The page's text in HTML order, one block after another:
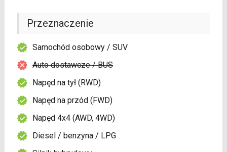
Przeznaczenie
Samochód osobowy / SUV
Auto dostawcze / BUS
Napęd na tył (RWD)
Napęd na przód (FWD)
Napęd 4x4 (AWD, 4WD)
Diesel / benzyna / LPG